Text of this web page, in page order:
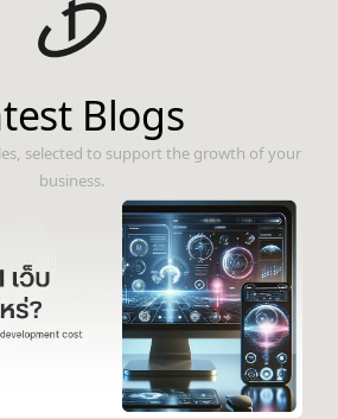
Blogs
selected to support the growth of your
business.